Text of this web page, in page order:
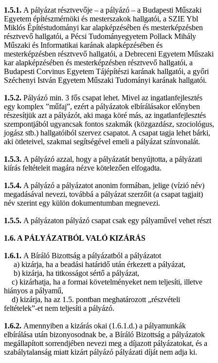
1.5.1. A pályázat résztvevője – a pályázó – a Budapesti Műszaki
Egyetem építészmérnöki és mesterszakok hallgatói, a SZIE Ybl
Miklós Építéstudományi kar alapképzésében és mesterképzésben
résztvevő hallgatói, a Pécsi Tudományegyetem Pollack Mihály
Műszaki és Informatikai karának alapképzésében és
mesterképzésben résztvevő hallgatói, a Debreceni Egyetem Műszaki
kar alapképzésében és mesterképzésben résztvevő hallgatói, a
Budapesti Corvinus Egyetem Tájépítészi karának hallgatói, a győri
Széchenyi István Egyetem Műszaki Tudományi karának hallgatói.
1.5.2. Pályázó min. 3 fős csapat lehet. Mivel az ingatlanfejlesztés
egy komplex ”műfaj”, ezért a pályázatok elbírálásakor előnyben
részesítjük azt a pályázót, aki maga köré más, az ingatlanfejlesztés
szempontjából ugyancsak fontos szakmák (közgazdász, szociológus,
jogász stb.) hallgatóiból szervez csapatot. A csapat tagja lehet bárki,
aki ötleteivel, szakmai segítségével emeli a pályázat színvonalát.
1.5.3. A pályázó azzal, hogy a pályázatát benyújtotta, a pályázati
kiírás feltételeit magára nézve kötelezően elfogadta.
1.5.4. A pályázó a pályázatot anonim formában, jelige (vízió név)
megadásával nevezi, továbbá a pályázat szerzőit (a csapat tagjait)
név szerint egy külön dokumentumban megnevezi.
1.5.5. A pályázaton pályázó csapat csak egy pályaművel vehet részt
1.6. A PÁLYÁZATBÓL VALÓ KIZÁRÁS
1.6.1. A Bíráló Bizottság a pályázatból a pályázatot
a) kizárja, ha a beadási határidő után érkezett a pályázat,
b) kizárja, ha titkosságot sértő a pályázat,
c) kizárhatja, ha a formai követelményeket nem teljesíti, illetve
hiányos a pályamű,
d) kizárja, ha az 1.5. pontban meghatározott „részvételi
feltételek”-et nem teljesíti a pályázó.
1.6.2. Amennyiben a kizárás okai (1.6.1.d.) a pályamunkák
elbírálása után bizonyosodnak be, a Bíráló Bizottság a pályázatok
megállapított sorrendjében nevezi meg a díjazott pályázatokat, és a
szabálytalanság miatt kizárt pályázó pályázati díját nem adja ki.